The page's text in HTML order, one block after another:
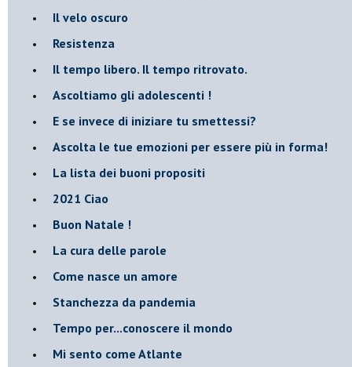
​Il velo oscuro
Resistenza
​Il tempo libero. Il tempo ritrovato.
Ascoltiamo gli adolescenti !
​E se invece di iniziare tu smettessi?
​Ascolta le tue emozioni per essere più in forma!
​La lista dei buoni propositi
2021 Ciao
Buon Natale !
​La cura delle parole
​Come nasce un amore
Stanchezza da pandemia
​Tempo per...conoscere il mondo
​Mi sento come Atlante